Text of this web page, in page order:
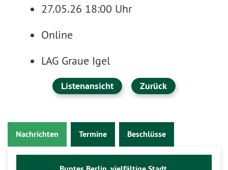
27.05.26 18:00 Uhr
Online
LAG Graue Igel
Listenansicht Zurück
Nachrichten Termine Beschlüsse